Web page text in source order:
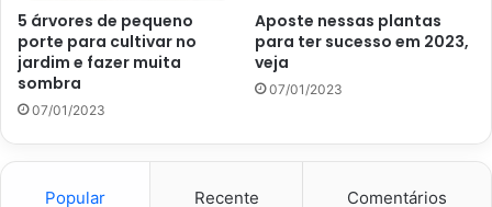
Se necessário, pinte as peças antigas com tinta coloridas
e que darão mais vida para todo o espaço. Além disso, não
se esqueça de fornecer alta iluminação ao local.
5 árvores de pequeno
porte para cultivar no
jardim e fazer muita
sombra
07/01/2023
Aposte nessas plantas
para ter sucesso em 2023,
veja
07/01/2023
Popular Recente Comentários